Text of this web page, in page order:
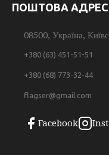
ПОШТОВА
08500, Україна,
+380 (63) 451-51-51
+380 (68) 773-32-44
flagser@gmail.com
Facebook